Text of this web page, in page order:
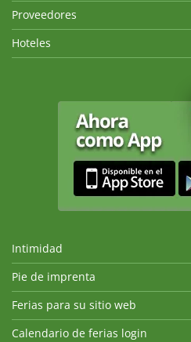
Proveedores
Hoteles
Intimidad
Pie de imprenta
Ferias para su sitio web
Calendario de ferias login